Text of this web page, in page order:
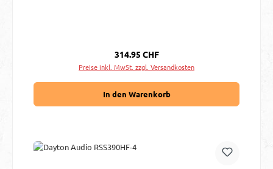
Regulärer Preis:
314.95 CHF
Preise inkl. MwSt. zzgl. Versandkosten
In den Warenkorb